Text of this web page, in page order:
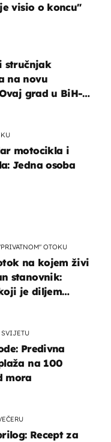
visio o koncu"
stručnjak
na novu
grad u BiH-u
motocikla i
Jedna osoba
OTOKU
na kojem živi
stanovnik:
je diljem
Predivna
na 100
mora
Recept za